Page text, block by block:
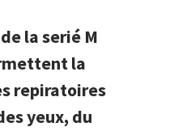
la serié M
la
repiratoires
yeux, du